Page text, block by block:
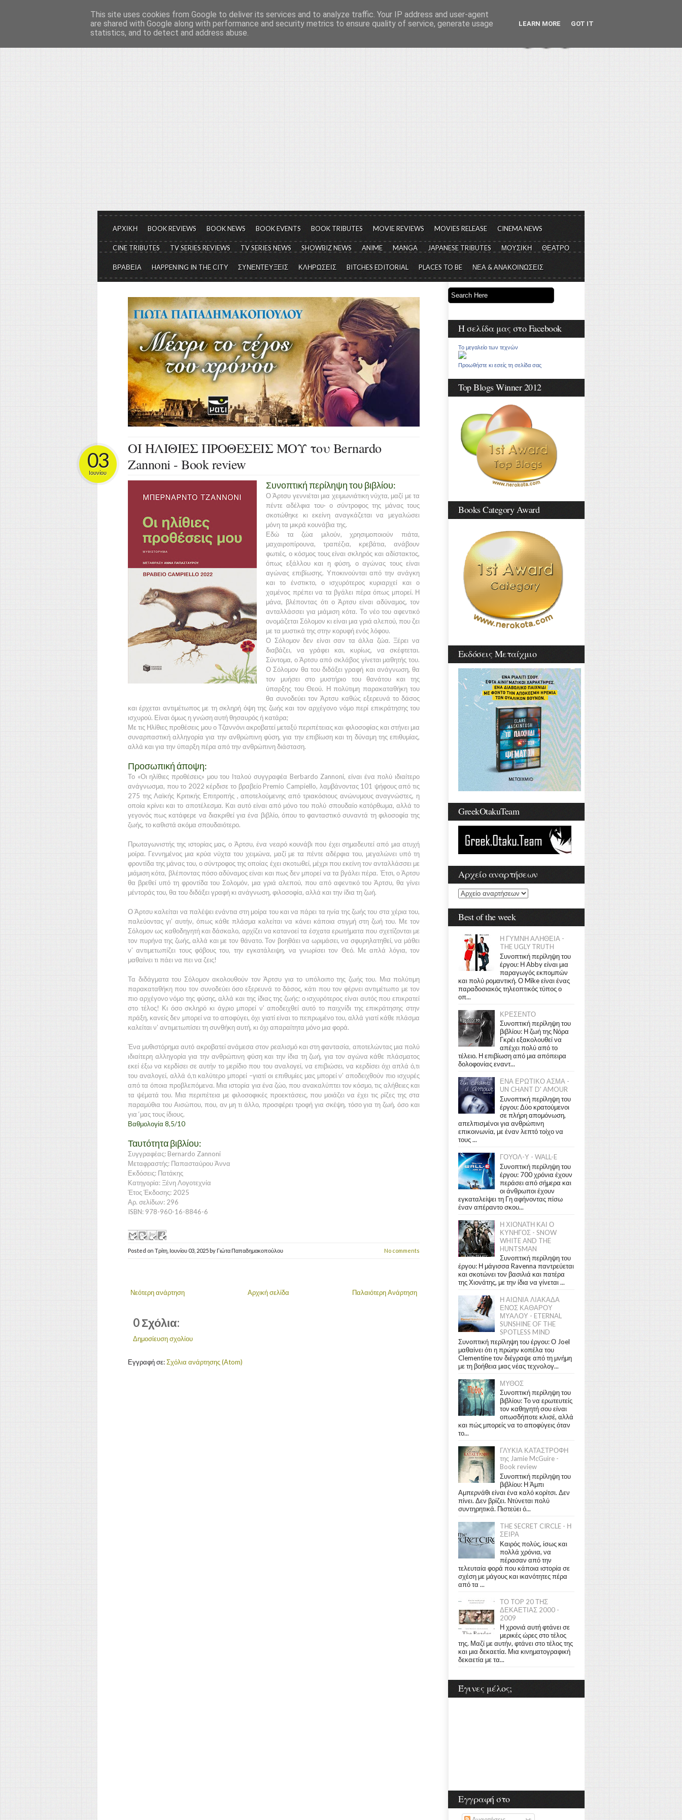
Το μεγαλείο των Τεχνών...
Είμαστε πάντα εδώ για να μιλάμε για τον πολιτισμό, σε κάθε του μορφή και έκταση...
ΑΡΧΙΚΗ BOOK REVIEWS BOOK NEWS BOOK EVENTS BOOK TRIBUTES MOVIE REVIEWS MOVIES RELEASE CINEMA NEWS
CINE TRIBUTES TV SERIES REVIEWS TV SERIES NEWS SHOWBIZ NEWS ANIME MANGA JAPANESE TRIBUTES ΜΟΥΣΙΚΗ ΘΕΑΤΡΟ
ΒΡΑΒΕΙΑ HAPPENING IN THE CITY ΣΥΝΕΝΤΕΥΞΕΙΣ ΚΛΗΡΩΣΕΙΣ BITCHES EDITORIAL PLACES TO BE ΝΕΑ & ΑΝΑΚΟΙΝΩΣΕΙΣ
ΟΙ ΗΛΙΘΙΕΣ ΠΡΟΘΕΣΕΙΣ ΜΟΥ του Bernardo
Zannoni - Book review
03
Ιουνίου
Συνοπτική περίληψη του βιβλίου:
Ο Άρτσυ γεννιέται μια χειμωνιάτικη νύχτα, μαζί με τα
πέντε αδέλφια του· ο σύντροφος της μάνας τους
σκοτώθηκε κι εκείνη αναγκάζεται να μεγαλώσει
μόνη τα μικρά κουνάβια της.
Εδώ τα ζώα μιλούν, χρησιμοποιούν πιάτα,
μαχαιροπίρουνα, τραπέζια, κρεβάτια, ανάβουν
φωτιές, ο κόσμος τους είναι σκληρός και αδίστακτος,
όπως εξάλλου και η φύση, ο αγώνας τους είναι
αγώνας επιβίωσης. Υποκινούνται από την ανάγκη
και το ένστικτο, ο ισχυρότερος κυριαρχεί και ο
χαμένος πρέπει να τα βγάλει πέρα όπως μπορεί. Η
μάνα, βλέποντας ότι ο Άρτσυ είναι αδύναμος, τον
ανταλλάσσει για μιάμιση κότα. Το νέο του αφεντικό
ονομάζεται Σόλομον κι είναι μια γριά αλεπού, που ζει
με τα μυστικά της στην κορυφή ενός λόφου.
Ο Σόλομον δεν είναι σαν τα άλλα ζώα. Ξέρει να
διαβάζει, να γράφει και, κυρίως, να σκέφτεται.
Σύντομα, ο Άρτσυ από σκλάβος γίνεται μαθητής του.
Ο Σόλομον θα του διδάξει γραφή και ανάγνωση, θα
τον μυήσει στο μυστήριο του θανάτου και της
ύπαρξης του Θεού. Η πολύτιμη παρακαταθήκη του
θα συνοδεύει τον Άρτσυ καθώς εξερευνά το δάσος
και έρχεται αντιμέτωπος με τη σκληρή όψη της ζωής και τον αρχέγονο νόμο περί επικράτησης του
ισχυρού. Είναι όμως η γνώση αυτή θησαυρός ή κατάρα;
Με τις Ηλίθιες προθέσεις μου ο Τζαννόνι ακροβατεί μεταξύ περιπέτειας και φιλοσοφίας και στήνει μια
συναρπαστική αλληγορία για την ανθρώπινη φύση, για την επιβίωση και τη δύναμη της επιθυμίας,
αλλά και για την ύπαρξη πέρα από την ανθρώπινη διάσταση.
Προσωπική άποψη:
Το «Οι ηλίθιες προθέσεις» μου του Ιταλού συγγραφέα Berbardo Zannoni, είναι ένα πολύ ιδιαίτερο
ανάγνωσμα, που το 2022 κέρδισε το βραβείο Premio Campiello, λαμβάνοντας 101 ψήφους από τις
275 της Λαϊκής Κριτικής Επιτροπής , αποτελούμενης από τριακόσιους ανώνυμους αναγνώστες, η
οποία κρίνει και το αποτέλεσμα. Και αυτό είναι από μόνο του πολύ σπουδαίο κατόρθωμα, αλλά το
γεγονός πως κατάφερε να διακριθεί για ένα βιβλίο, όπου το φανταστικό συναντά τη φιλοσοφία της
ζωής, το καθιστά ακόμα σπουδαιότερο.
Πρωταγωνιστής της ιστορίας μας, ο Άρτσυ, ένα νεαρό κουνάβι που έχει σημαδευτεί από μια ατυχή
μοίρα. Γεννημένος μια κρύα νύχτα του χειμώνα, μαζί με τα πέντε αδέρφια του, μεγαλώνει υπό τη
φροντίδα της μάνας του, ο σύντροφος της οποίας έχει σκοτωθεί, μέχρι που εκείνη τον ανταλλάσσει με
μιάμιση κότα, βλέποντας πόσο αδύναμος είναι και πως δεν μπορεί να τα βγάλει πέρα. Έτσι, ο Άρτσυ
θα βρεθεί υπό τη φροντίδα του Σολομόν, μια γριά αλεπού, που από αφεντικό του Άρτσυ, θα γίνει
μέντοράς του, θα του διδάξει γραφή κι ανάγνωση, φιλοσοφία, αλλά και την ίδια τη ζωή.
Ο Άρτσυ καλείται να παλέψει ενάντια στη μοίρα του και να πάρει τα ηνία της ζωής του στα χέρια του,
παλεύοντας γι’ αυτήν, όπως κάθε πλάσμα καλείται να κάνει κάποια στιγμή στη ζωή του. Με τον
Σόλομον ως καθοδηγητή και δάσκαλο, αρχίζει να κατανοεί τα έσχατα ερωτήματα που σχετίζονται με
τον πυρήνα της ζωής, αλλά και με τον θάνατο. Τον βοηθάει να ωριμάσει, να σφυρηλατηθεί, να μάθει
ν’ αντιμετωπίζει τους φόβους του, την εγκατάλειψη, να γνωρίσει τον Θεό. Με απλά λόγια, τον
μαθαίνει τι πάει να πει να ζεις!
Τα διδάγματα του Σόλομον ακολουθούν τον Άρτσυ για το υπόλοιπο της ζωής του. Μια πολύτιμη
παρακαταθήκη που τον συνοδεύει όσο εξερευνά το δάσος, κάτι που τον φέρνει αντιμέτωπο με τον
πιο αρχέγονο νόμο της φύσης, αλλά και της ίδιας της ζωής: ο ισχυρότερος είναι αυτός που επικρατεί
στο τέλος! Κι όσο σκληρό κι άγριο μπορεί ν’ αποδειχθεί αυτό το παιχνίδι της επικράτησης στην
πράξη, κανείς δεν μπορεί να το αποφύγει, όχι γιατί είναι το πεπρωμένο του, αλλά γιατί κάθε πλάσμα
καλείται ν’ αντιμετωπίσει τη συνθήκη αυτή, κι όχι απαραίτητα μόνο μια φορά.
Ένα μυθιστόρημα αυτό ακροβατεί ανάμεσα στον ρεαλισμό και στη φαντασία, αποτελώντας μια πολύ
ιδιαίτερη αλληγορία για την ανθρώπινη φύση και την ίδια τη ζωή, για τον αγώνα κάθε πλάσματος
εκεί έξω να κερδίσει σε αυτήν το μερίδιο που του αναλογεί, να επιβιώσει, να κερδίσει όχι απλά ό,τι
του αναλογεί, αλλά ό,τι καλύτερο μπορεί –γιατί οι επιθυμίες μας μπορεί ν’ αποδειχθούν πιο ισχυρές
από τα όποια προβλεπόμενα. Μια ιστορία για ένα ζώο, που ανακαλύπτει τον κόσμο, τις αλήθειες και
τα ψέματά του. Μια περιπέτεια με φιλοσοφικές προεκτάσεις, που μοιάζει να έχει τις ρίζες της στα
παραμύθια του Αισώπου, που, αν μη τι άλλο, προσφέρει τροφή για σκέψη, τόσο για τη ζωή, όσο και
για ‘μας τους ίδιους.
Βαθμολογία 8,5/10
Ταυτότητα βιβλίου:
Συγγραφέας: Bernardo Zannoni
Μεταφραστής: Παπασταύρου Άννα
Εκδόσεις: Πατάκης
Κατηγορία: Ξένη Λογοτεχνία
Έτος Έκδοσης: 2025
Αρ. σελίδων: 296
ISBN: 978-960-16-8846-6
Posted on Τρίτη, Ιουνίου 03, 2025 by Γιώτα Παπαδημακοπούλου No comments
Νεότερη ανάρτηση Παλαιότερη Ανάρτηση
Αρχική σελίδα
0 Σχόλια:
Δημοσίευση σχολίου
Εγγραφή σε:Σχόλια ανάρτησης (Atom)
Η σελίδα μας στο Facebook
Το μεγαλείο των τεχνών
Προωθήστε κι εσείς τη σελίδα σας
Top Blogs Winner 2012
Books Category Award
Εκδόσεις Μεταίχμιο
GreekOtakuTeam
Αρχείο αναρτήσεων
Best of the week
Η ΓΥΜΝΗ ΑΛΗΘΕΙΑ -
THE UGLY TRUTH
Συνοπτική περίληψη του
έργου: Η Abby είναι μια
παραγωγός εκπομπών
και πολύ ρομαντική. Ο Mike είναι ένας
παραδοσιακός τηλεοπτικός τύπος ο
οπ...
ΚΡΕΣΕΝΤΟ
Συνοπτική περίληψη του
βιβλίου: Η ζωή της Νόρα
Γκρέι εξακολουθεί να
απέχει πολύ από το
τέλειο. Η επιβίωση από μια απόπειρα
δολοφονίας εναντ...
ΕΝΑ ΕΡΩΤΙΚΟ ΑΣΜΑ -
UN CHANT D' AMOUR
Συνοπτική περίληψη του
έργου: Δύο κρατούμενοι
σε πλήρη απομόνωση,
απελπισμένοι για ανθρώπινη
επικοινωνία, με έναν λεπτό τοίχο να
τους ...
ΓΟΥΟΛ-Υ - WALL-E
Συνοπτική περίληψη του
έργου: 700 χρόνια έχουν
περάσει από σήμερα και
οι άνθρωποι έχουν
εγκαταλείψει τη Γη αφήνοντας πίσω
έναν απέραντο σκου...
Η ΧΙΟΝΑΤΗ ΚΑΙ Ο
ΚΥΝΗΓΟΣ - SNOW
WHITE AND THE
HUNTSMAN
Συνοπτική περίληψη του
έργου: Η μάγισσα Ravenna παντρεύεται
και σκοτώνει τον βασιλιά και πατέρα
της Χιονάτης, με την ίδια να γίνεται ...
Η ΑΙΩΝΙΑ ΛΙΑΚΑΔΑ
ΕΝΟΣ ΚΑΘΑΡΟΥ
ΜΥΑΛΟΥ - ETERNAL
SUNSHINE OF THE
SPOTLESS MIND
Συνοπτική περίληψη του έργου: Ο Joel
μαθαίνει ότι η πρώην κοπέλα του
Clementine τον διέγραψε από τη μνήμη
με τη βοήθεια μιας νέας τεχνολογ...
ΜΥΘΟΣ
Συνοπτική περίληψη του
βιβλίου: Το να ερωτευτείς
τον καθηγητή σου είναι
οπωσδήποτε κλισέ, αλλά
και πώς μπορείς να το αποφύγεις όταν
το...
ΓΛΥΚΙΑ ΚΑΤΑΣΤΡΟΦΗ
της Jamie McGuire -
Book review
Συνοπτική περίληψη του
βιβλίου: Η Άμπι
Αμπερνάθι είναι ένα καλό κορίτσι. Δεν
πίνει. Δεν βρίζει. Ντύνεται πολύ
συντηρητικά. Πιστεύει ό...
THE SECRET CIRCLE - Η
ΣΕΙΡΑ
Καιρός πολύς, ίσως και
πολλά χρόνια, να
πέρασαν από την
τελευταία φορά που κάποια ιστορία σε
σχέση με μάγους και ικανότητες πέρα
από τα ...
ΤΟ TOP 20 ΤΗΣ
ΔΕΚΑΕΤΙΑΣ 2000 -
2009
Η χρονιά αυτή φτάνει σε
μερικές ώρες στο τέλος
της. Μαζί με αυτήν, φτάνει στο τέλος της
και μια δεκαετία. Μια κινηματογραφική
δεκαετία με τα...
Έγινες μέλος;
Εγγραφή στο
This site uses cookies from Google to deliver its services and to analyze traffic. Your IP address and user-agent
are shared with Google along with performance and security metrics to ensure quality of service, generate usage
statistics, and to detect and address abuse.
LEARN MORE GOT IT